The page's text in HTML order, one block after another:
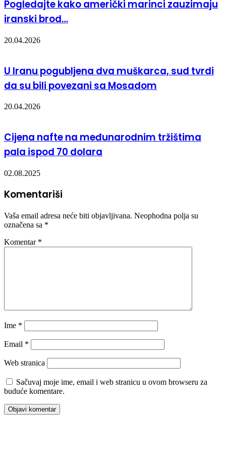
Pogledajte kako američki marinci zauzimaju
iranski brod…
20.04.2026
U Iranu pogubljena dva muškarca, sud tvrdi
da su bili povezani sa Mosadom
20.04.2026
Cijena nafte na međunarodnim tržištima
pala ispod 70 dolara
02.08.2025
Komentariši
Vaša email adresa neće biti objavljivana. Neophodna polja su
označena sa *
Komentar *
Ime *
Email *
Web stranica
Sačuvaj moje ime, email i web stranicu u ovom browseru za
buduće komentare.